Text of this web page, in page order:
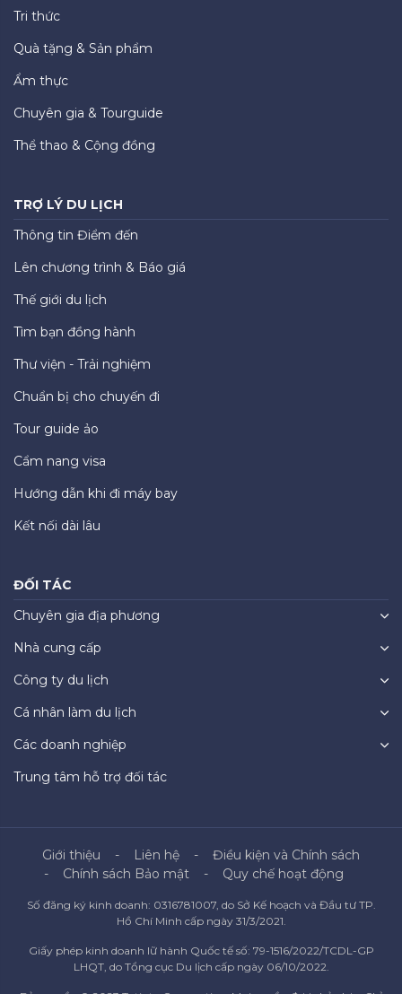
Tri thức
Quà tặng & Sản phẩm
Ẩm thực
Chuyên gia & Tourguide
Thể thao & Cộng đồng
TRỢ LÝ DU LỊCH
Thông tin Điểm đến
Lên chương trình & Báo giá
Thế giới du lịch
Tìm bạn đồng hành
Thư viện - Trải nghiệm
Chuẩn bị cho chuyến đi
Tour guide ảo
Cẩm nang visa
Hướng dẫn khi đi máy bay
Kết nối dài lâu
ĐỐI TÁC
Chuyên gia địa phương
Nhà cung cấp
Công ty du lịch
Cá nhân làm du lịch
Các doanh nghiệp
Trung tâm hỗ trợ đối tác
Giới thiệu Liên hệ
Điều kiện và Chính sách
Chính sách Bảo mật
Quy chế hoạt động
Số đăng ký kinh doanh: 0316781007, do Sở Kế hoạch và Đầu tư TP.
Hồ Chí Minh cấp ngày 31/3/2021.
Giấy phép kinh doanh lữ hành Quốc tế số: 79-1516/2022/TCDL-GP
LHQT, do Tổng cục Du lịch cấp ngày 06/10/2022.